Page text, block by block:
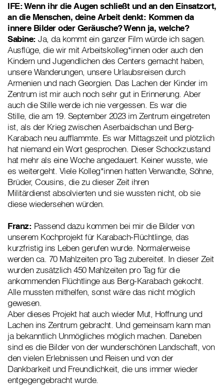
IFE: Wenn ihr die Augen schließt und an den Einsatzort,
an die Menschen, deine Arbeit denkt: Kommen da
innere Bilder oder Geräusche? Wenn ja, welche?
Sabine: Ja, da kommt ein ganzer Film würde ich sagen.
Ausflüge, die wir mit Arbeitskolleg*innen oder auch den
Kindern und Jugendlichen des Centers gemacht haben,
unsere Wanderungen, unsere Urlaubsreisen durch
Armenien und nach Georgien. Das Lachen der Kinder im
Zentrum ist mir auch noch sehr gut in Erinnerung. Aber
auch die Stille werde ich nie vergessen. Es war die
Stille, die am 19. September 2023 im Zentrum eingetreten
ist, als der Krieg zwischen Aserbaidschan und Berg-
Karabach neu aufflammte. Es war Mittagszeit und plötzlich
hat niemand ein Wort gesprochen. Dieser Schockzustand
hat mehr als eine Woche angedauert. Keiner wusste, wie
es weitergeht. Viele Kolleg*innen hatten Verwandte, Söhne,
Brüder, Cousins, die zu dieser Zeit ihren
Militärdienst absolvierten und sie wussten nicht, ob sie
diese wiedersehen würden.
Franz: Passend dazu kommen bei mir die Bilder von
unserem Kochprojekt für Karabach-Flüchtlinge, das
kurzfristig ins Leben gerufen wurde. Normalerweise
werden ca. 70 Mahlzeiten pro Tag zubereitet. In dieser Zeit
wurden zusätzlich 450 Mahlzeiten pro Tag für die
ankommenden Flüchtlinge aus Berg-Karabach gekocht.
Alle mussten mithelfen, sonst wäre das nicht möglich
gewesen.
Aber dieses Projekt hat auch wieder Mut, Hoffnung und
Lachen ins Zentrum gebracht. Und gemeinsam kann man
ja bekanntlich Unmögliches möglich machen. Daneben
sind es die Bilder von der wunderschönen Landschaft, von
den vielen Erlebnissen und Reisen und von der
Dankbarkeit und Freundlichkeit, die uns immer wieder
entgegengebracht wurde.